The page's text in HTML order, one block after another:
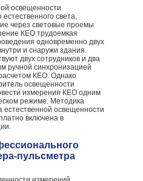
освещенности
естественного света,
через световые проемы
КЕО трудоемкая
одновременно двух
и снаружи здания.
двух сотрудников и два
ручной синхронизацией
КЕО. Однако
освещенности
измерения КЕО одним
режиме. Методика
освещенности
включена в
пульсметра